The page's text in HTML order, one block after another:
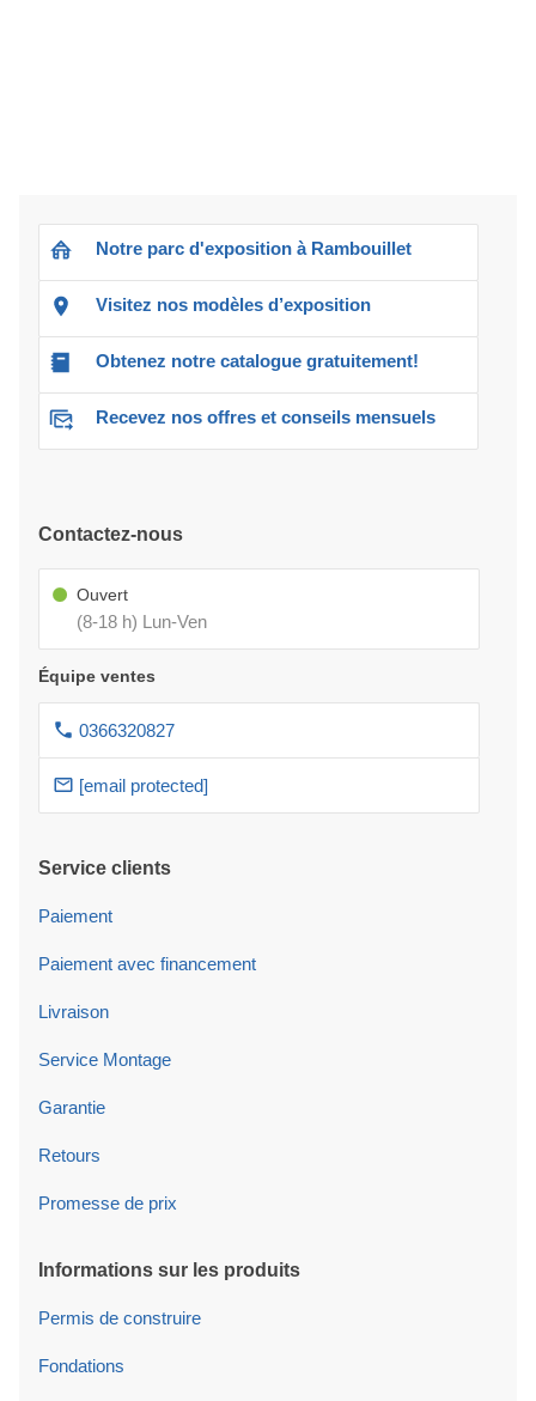
Notre parc d'exposition à Rambouillet
Visitez nos modèles d’exposition
Obtenez notre catalogue gratuitement!
Recevez nos offres et conseils mensuels
Contactez-nous
Ouvert
(8-18 h) Lun-Ven
Équipe ventes
0366320827
[email protected]
Service clients
Paiement
Paiement avec financement
Livraison
Service Montage
Garantie
Retours
Promesse de prix
Informations sur les produits
Permis de construire
Fondations